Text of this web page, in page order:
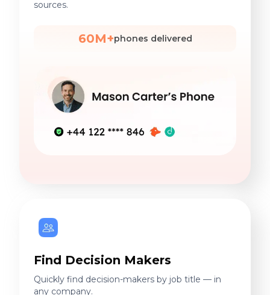
sources.
60M+phones delivered
Find Decision Makers
Quickly find decision-makers by job title — in
any company.